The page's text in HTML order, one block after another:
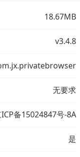
18.67MB
v3.4.8
无要求
备15024847号-8A
是